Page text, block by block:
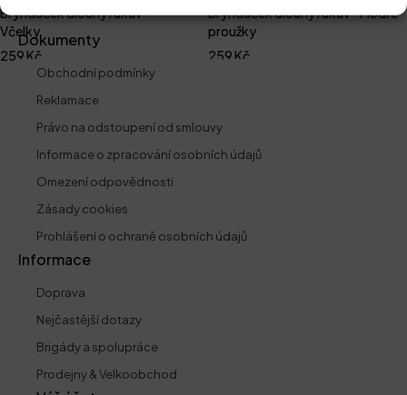
Bryndáček dlouhý rukáv -
Včelky
259 Kč
Bryndáček dlouhý rukáv - Modré
proužky
259 Kč
Dokumenty
Obchodní podmínky
Reklamace
Právo na odstoupení od smlouvy
Informace o zpracování osobních údajů
Omezení odpovědnosti
Zásady cookies
Prohlášení o ochraně osobních údajů
Informace
Doprava
Nejčastější dotazy
Brigády a spolupráce
Prodejny & Velkoobchod